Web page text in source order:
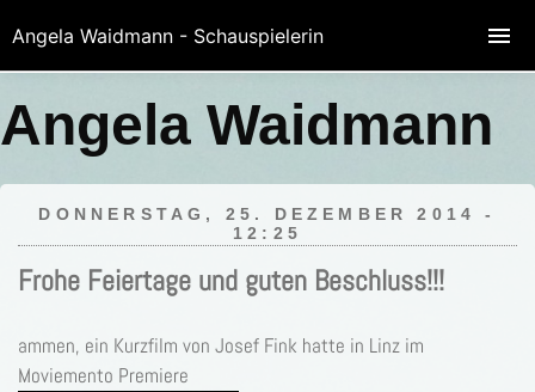
Angela Waidmann
DONNERSTAG, 25. DEZEMBER 2014 -
12:25
Frohe Feiertage und guten Beschluss!!!
ammen, ein Kurzfilm von Josef Fink hatte in Linz im
Moviemento Premiere
Angela Waidmann - Schauspielerin